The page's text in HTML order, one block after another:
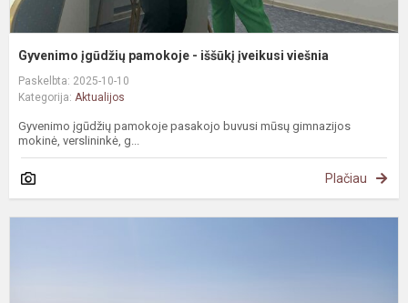
Gyvenimo įgūdžių pamokoje - iššūkį įveikusi viešnia
Paskelbta: 2025-10-10
Kategorija: Aktualijos
Gyvenimo įgūdžių pamokoje pasakojo buvusi mūsų gimnazijos
mokinė, verslininkė, g...
Plačiau